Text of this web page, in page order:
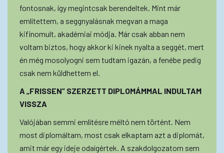
fontosnak, így megintcsak berendeltek. Mint már
említettem, a seggnyalásnak megvan a maga
kifinomult, akadémiai módja. Már csak abban nem
voltam biztos, hogy akkor ki kinek nyalta a seggét, mert
én még mosolyogni sem tudtam igazán, a fenébe pedig
csak nem küldhettem el.
A „FRISSEN” SZERZETT DIPLOMÁMMAL INDULTAM
VISSZA
Valójában semmi említésre méltó nem történt. Nem
most diplomáltam, most csak elkaptam azt a diplomát,
amit már egy ideje odaígértek. A szakdolgozatom sem